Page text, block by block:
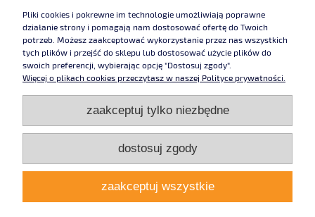
Moje konto
Informacje
Użytkowanie sklepu oznacza zgodę na wykorzystywanie plików cookies.
Szczegółowe informacje wPolityce prywatności
taśmy klejące, taśmy
dwustronnie klejące, taśmy
jednostronne, taśma, proftape, taśma piankowa, taśma samochodowa,
klejące, dwustronnie klejące, jednostronnie klejące, taśmy samochodowe,
taśmy lohmann, taśmy proftape. Znajdź nas również na
Pliki cookies i pokrewne im technologie umożliwiają poprawne
działanie strony i pomagają nam dostosować ofertę do Twoich
potrzeb. Możesz zaakceptować wykorzystanie przez nas wszystkich
tych plików i przejść do sklepu lub dostosować użycie plików do
swoich preferencji, wybierając opcję "Dostosuj zgody".
Więcej o plikach cookies przeczytasz w naszej Polityce prywatności.
zaakceptuj tylko niezbędne
dostosuj zgody
zaakceptuj wszystkie